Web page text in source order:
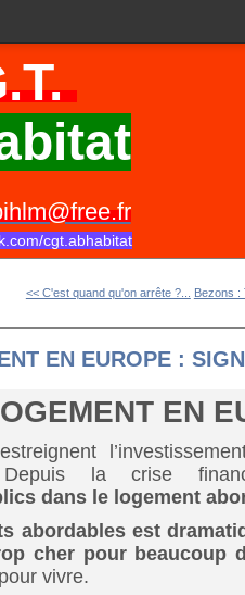
cgt.abhabitat
<< C'est quand qu'on arrête ?... Bezons :
EN EUROPE :
EN
Depuis la crise
dans le logement
abordables est
cher pour beaucoup
vivre.